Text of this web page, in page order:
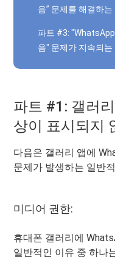
음” 문제를 해결하는
파트 #3:
음" 문제가 지속되
파트 #1: 갤러
상이 표시되지
다음은 갤러리 앱에
문제가 발생하는 일반
미디어 권한:
휴대폰 갤러리에
일반적인 이유 중 하나